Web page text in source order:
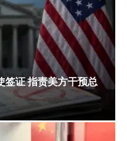
签证 指责美方干预总